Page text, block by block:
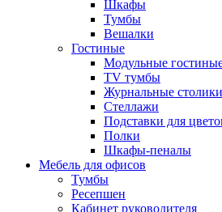
Шкафы
Тумбы
Вешалки
Гостиные
Модульные
TV тумбы
Журнальные столики
Стеллажи
Подставки для
Полки
Шкафы-пеналы
Мебель для офисов
Тумбы
Ресепшен
Кабинет руководителя